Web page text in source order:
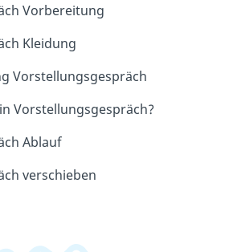
Vorbereitung
Kleidung
Vorstellungsgespräch
Vorstellungsgespräch?
Ablauf
verschieben